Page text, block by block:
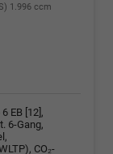
1.996 ccm
EB [12],
6-Gang,
CO₂-